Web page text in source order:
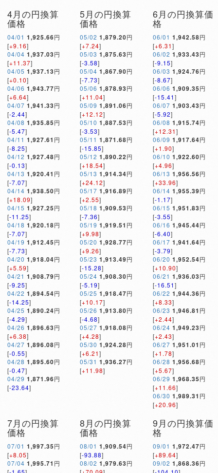
4月の円換算
価格
04/01 1,925.66円
[+9.16]
04/04 1,937.03円
[+11.37]
04/05 1,937.13円
[+0.10]
04/06 1,943.77円
[+6.64]
04/07 1,941.33円
[-2.44]
04/08 1,935.85円
[-5.47]
04/11 1,927.61 円
[-8.25]
04/12 1,927.48円
[-0.13]
04/13 1,920.41 円
[-7.07]
04/14 1,938.50円
[+18.09]
04/15 1,927.25円
[-11.25]
04/18 1,920.18円
[-7.07]
04/19 1,912.45円
[-7.73]
04/20 1,918.04円
[+5.59]
04/21 1,908.79円
[-9.25]
04/22 1,894.54円
[-14.25]
04/25 1,890.24円
[-4.29]
04/26 1,896.63円
[+6.38]
04/27 1,896.08円
[-0.55]
04/28 1,895.60円
[-0.47]
04/29 1,871.96円
[-23.64]
5月の円換算
価格
05/02 1,879.20円
[+7.24]
05/03 1,875.63円
[-3.58]
05/04 1,867.90円
[-7.73]
05/06 1,878.93円
[+11.04]
05/09 1,891.06円
[+12.12]
05/10 1,887.53円
[-3.53]
05/11 1,871.68円
[-15.85]
05/12 1,890.22円
[+18.54]
05/13 1,914.34円
[+24.12]
05/17 1,916.89円
[+2.55]
05/18 1,909.53円
[-7.36]
05/19 1,919.51 円
[+9.98]
05/20 1,928.77円
[+9.26]
05/23 1,913.49円
[-15.28]
05/24 1,908.30円
[-5.19]
05/25 1,918.47円
[+10.17]
05/26 1,913.80円
[-4.68]
05/27 1,918.08円
[+4.28]
05/30 1,924.28円
[+6.21]
05/31 1,936.27円
[+11.98]
6月の円換算価
格
06/01 1,942.58円
[+6.31]
06/02 1,933.43円
[-9.15]
06/03 1,924.76円
[-8.67]
06/06 1,909.35円
[-15.41]
06/07 1,903.43円
[-5.92]
06/08 1,915.74円
[+12.31]
06/09 1,917.64円
[+1.90]
06/10 1,922.60円
[+4.96]
06/13 1,956.56円
[+33.96]
06/14 1,955.39円
[-1.17]
06/15 1,951.83円
[-3.55]
06/16 1,945.44円
[-6.40]
06/17 1,941.64円
[-3.79]
06/20 1,952.54円
[+10.90]
06/21 1,936.03円
[-16.51]
06/22 1,944.36円
[+8.33]
06/23 1,946.81 円
[+2.44]
06/24 1,949.23円
[+2.43]
06/27 1,951.01 円
[+1.78]
06/28 1,956.68円
[+5.67]
06/29 1,968.35円
[+11.66]
06/30 1,989.31 円
[+20.96]
7月の円換算
価格
07/01 1,997.35円
[+8.05]
07/04 1,995.71 円
8月の円換算
価格
08/01 1,909.54円
[-93.88]
08/02 1,979.63円
9月の円換算価
格
09/01 1,972.47円
[+89.64]
09/02 1,868.36円